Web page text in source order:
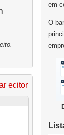
editor
em
O